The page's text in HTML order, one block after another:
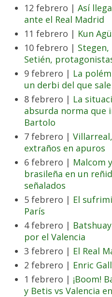
12 febrero | Así
ante el Real Madrid
11 febrero | Kun
10 febrero | Stegen,
Setién,
9 febrero | La
un derbi del que
8 febrero | La
absurda norma que
Bartolo
7 febrero |
extraños en apuros
6 febrero | Malcom
brasileña en un
señalados
5 febrero | El
París
4 febrero |
por el Valencia
3 febrero | El Real
2 febrero | Enric
1 febrero | ¡Boom!
y Betis vs Valencia